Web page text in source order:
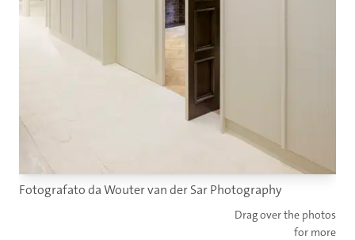
Fotografato da Wouter van der Sar Photography
Drag over the photos
for more